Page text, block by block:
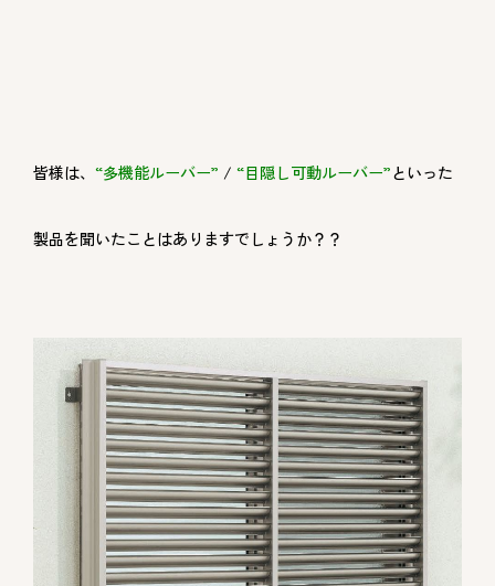
皆様は、 “多機能ルーバー” / “目隠し可動ルーバー”といった
製品を聞いたことはありますでしょうか？？